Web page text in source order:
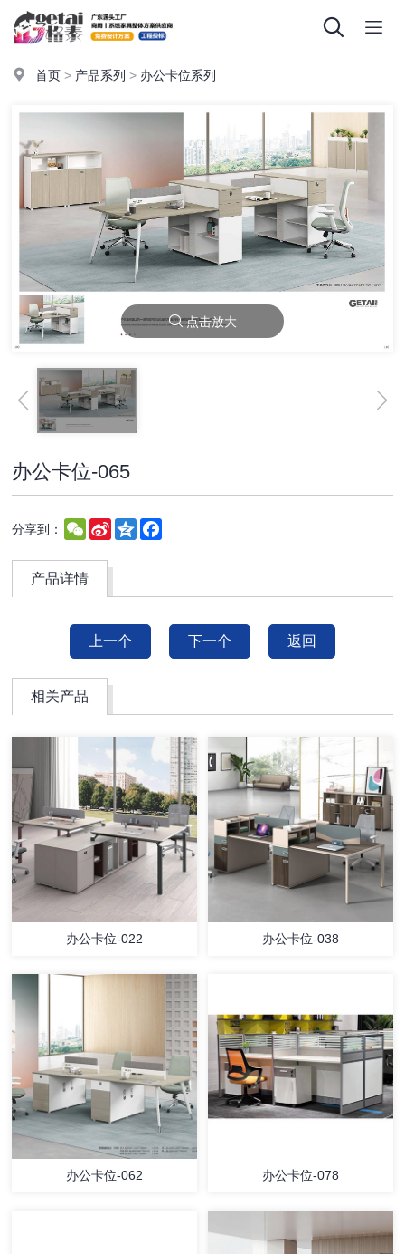
首页 > 产品系列 > 办公卡位系列
点击放大
办公卡位-065
分享到： WeChat
Sina
Weibo
Qzone
产品详情
上一个 下一个 返回
相关产品
办公卡位-022 办公卡位-038
办公卡位-062 办公卡位-078